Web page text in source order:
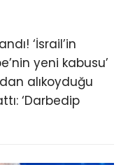
‘İsrail’in
yeni kabusu’
alıkoyduğu
‘Darbedip